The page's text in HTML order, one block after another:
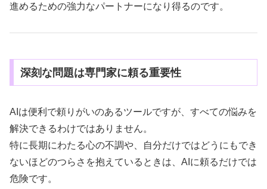
進めるための強力なパートナーになり得るのです。
深刻な問題は専門家に頼る重要性
AIは便利で頼りがいのあるツールですが、すべての悩みを
解決できるわけではありません。
特に長期にわたる心の不調や、自分だけではどうにもでき
ないほどのつらさを抱えているときは、AIに頼るだけでは
危険です。